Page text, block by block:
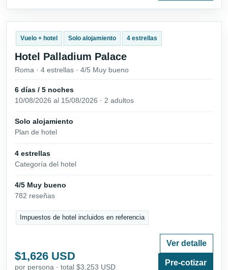
Vuelo + hotel Solo alojamiento 4 estrellas
Hotel Palladium Palace
Roma · 4 estrellas · 4/5 Muy bueno
6 días / 5 noches
10/08/2026 al 15/08/2026 · 2 adultos
Solo alojamiento
Plan de hotel
4 estrellas
Categoría del hotel
4/5 Muy bueno
782 reseñas
Impuestos de hotel incluidos en referencia
$1,626 USD
por persona · total $3,253 USD
Ver detalle
Pre-cotizar